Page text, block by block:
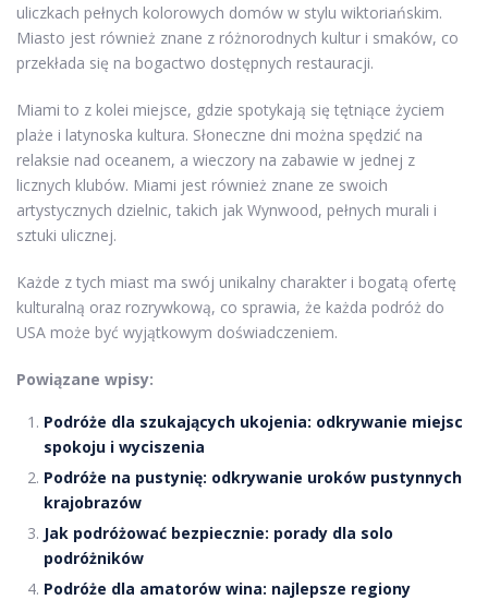
uliczkach pełnych kolorowych domów w stylu wiktoriańskim.
Miasto jest również znane z różnorodnych kultur i smaków, co
przekłada się na bogactwo dostępnych restauracji.
Miami to z kolei miejsce, gdzie spotykają się tętniące życiem
plaże i latynoska kultura. Słoneczne dni można spędzić na
relaksie nad oceanem, a wieczory na zabawie w jednej z
licznych klubów. Miami jest również znane ze swoich
artystycznych dzielnic, takich jak Wynwood, pełnych murali i
sztuki ulicznej.
Każde z tych miast ma swój unikalny charakter i bogatą ofertę
kulturalną oraz rozrywkową, co sprawia, że każda podróż do
USA może być wyjątkowym doświadczeniem.
Powiązane wpisy:
Podróże dla szukających ukojenia: odkrywanie miejsc
spokoju i wyciszenia
Podróże na pustynię: odkrywanie uroków pustynnych
krajobrazów
Jak podróżować bezpiecznie: porady dla solo
podróżników
Podróże dla amatorów wina: najlepsze regiony